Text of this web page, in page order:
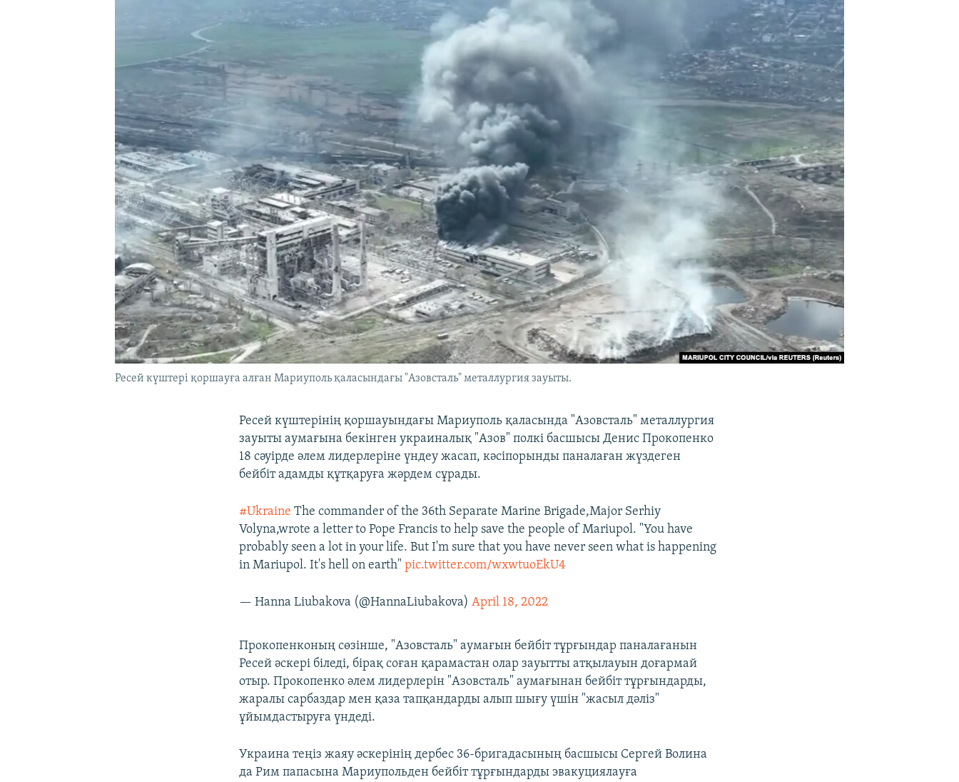
Ресей күштері қоршауға алған Мариуполь қаласындағы "Азовсталь" металлургия зауыты.
Ресей күштерінің қоршауындағы Мариуполь қаласында "Азовсталь" металлургия
зауыты аумағына бекінген украиналық "Азов" полкі басшысы Денис Прокопенко
18 сәуірде әлем лидерлеріне үндеу жасап, кәсіпорынды паналаған жүздеген
бейбіт адамды құтқаруға жәрдем сұрады.
#Ukraine The commander of the 36th Separate Marine Brigade,Major Serhiy
Volyna,wrote a letter to Pope Francis to help save the people of Mariupol. "You have
probably seen a lot in your life. But I'm sure that you have never seen what is happening
in Mariupol. It's hell on earth"pic.twitter.com/wxwtuoEkU4
— Hanna Liubakova (@HannaLiubakova)April 18, 2022
Прокопенконың сөзінше, "Азовсталь" аумағын бейбіт тұрғындар паналағанын
Ресей әскері біледі, бірақ соған қарамастан олар зауытты атқылауын доғармай
отыр. Прокопенко әлем лидерлерін "Азовсталь" аумағынан бейбіт тұрғындарды,
жаралы сарбаздар мен қаза тапқандарды алып шығу үшін "жасыл дәліз"
ұйымдастыруға үндеді.
Украина теңіз жаяу әскерінің дербес 36-бригадасының басшысы Сергей Волина
да Рим папасына Мариупольден бейбіт тұрғындарды эвакуциялауға